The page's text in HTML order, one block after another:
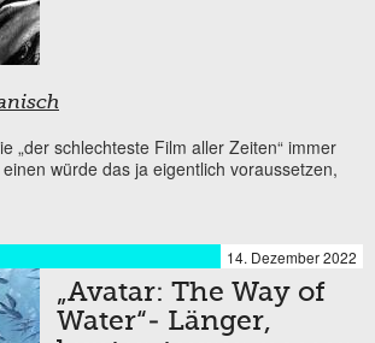
„der schlechteste Film aller Zeiten“ immer
würde das ja eigentlich voraussetzen,
14. Dezember 2022
„Avatar: The Way of
Water“- Länger,